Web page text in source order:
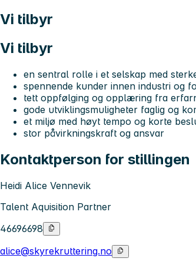
Vi tilbyr
Vi tilbyr
en sentral rolle i et selskap med
spennende kunder innen industri og
tett oppfølging og opplæring fra
gode utviklingsmuligheter faglig og
et miljø med høyt tempo og korte
stor påvirkningskraft og ansvar
Kontaktperson for stillingen
Heidi Alice Vennevik
Talent Aquisition Partner
46696698
alice@skyrekruttering.no